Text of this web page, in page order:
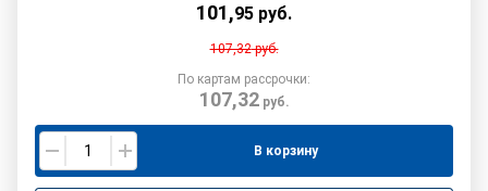
101,95 руб.
107,32руб.
По картам рассрочки:
107,32руб.
В корзину